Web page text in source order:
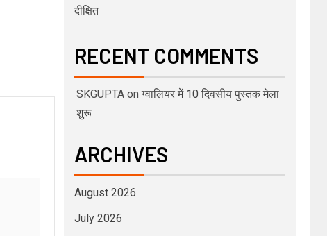
दीक्षित
RECENT COMMENTS
SKGUPTAon ग्वालियर में 10 दिवसीय पुस्तक मेला
शुरू
ARCHIVES
August 2026
July 2026